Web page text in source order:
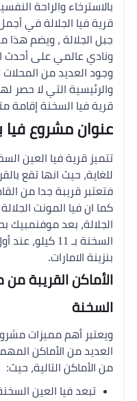
بالاسترخاء والراحة
قرية فيا الجلالة في
جبل الجلالة ، ويضم هذا
ونادي عالمي على أحدث
وجود العديد من المحلات
والرئيسية التي لا حصر
قرية فيا السخنة إقامة
عنوان مشروع فيا
تتميز قرية فيا العين
للغاية، حيث انها تقع
فتعتبر قريبة جدا من
كما ان فيا المونت
السخنة بـ 11
بنزينة الامارات.
الأماكن القريبة
السخنة
ويعتبر أهم مميزات
العديد من الأماكن
من الأماكن التالية، حيث:
تبعد فيا العين